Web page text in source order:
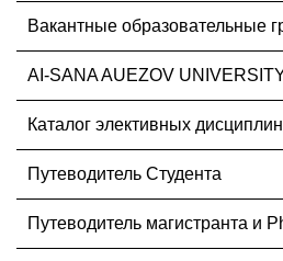
Вакантные образовательные
AI-SANA AUEZOV
Каталог элективных дисциплин
Путеводитель Студента
Путеводитель магистранта и